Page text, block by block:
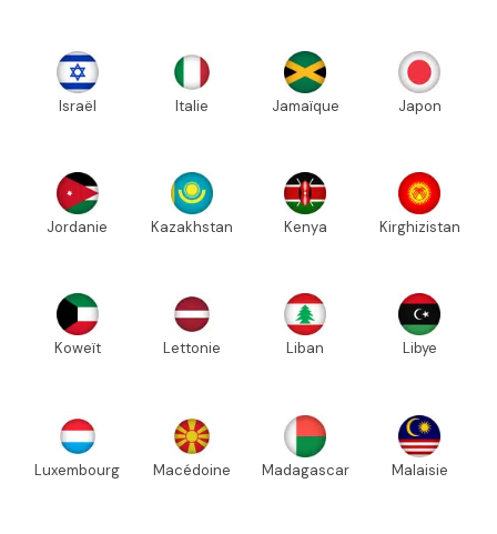
Israël Italie Jamaïque Japon
Jordanie Kazakhstan Kenya Kirghizistan
Koweït Lettonie Liban Libye
Luxembourg Macédoine Madagascar Malaisie